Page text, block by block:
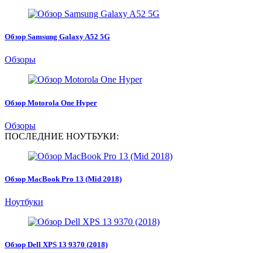
Обзор Samsung Galaxy A52 5G
Обзоры
Обзор Motorola One Hyper
Обзоры
ПОСЛЕДНИЕ НОУТБУКИ:
Обзор MacBook Pro 13 (Mid 2018)
Ноутбуки
Обзор Dell XPS 13 9370 (2018)